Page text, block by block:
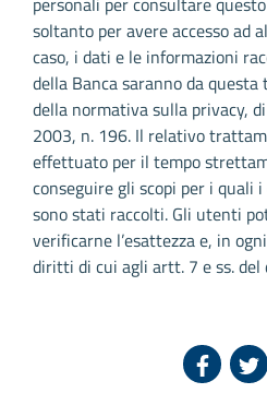
soltanto per avere accesso ad
caso, i dati e le informazioni
della Banca saranno da
della normativa sulla privacy,
2003, n. 196. Il relativo
effettuato per il tempo
conseguire gli scopi per i quali
sono stati raccolti. Gli utenti
verificarne l’esattezza e, in
diritti di cui agli artt. 7 e ss. del